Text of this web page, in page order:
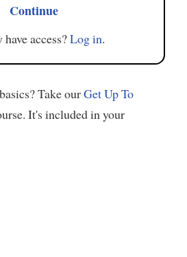
Continue
access?Log in.
Take ourGet Up To
It's included in your